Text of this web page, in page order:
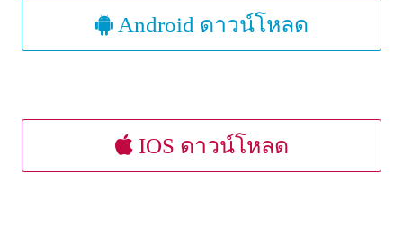
Android ดาวน์โหลด
IOS ดาวน์โหลด